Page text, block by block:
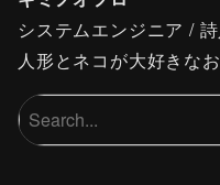
システムエンジニア / 詩
人形とネコが大好きな